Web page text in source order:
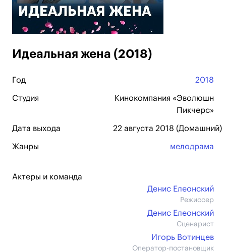
Идеальная жена (2018)
Год 2018
Студия
Кинокомпания «Эволюшн
Пикчерс»
Дата выхода 22 августа 2018 (Домашний)
Жанры мелодрама
Актеры и команда
Денис Елеонский
Режиссер
Денис Елеонский
Сценарист
Игорь Вотинцев
Оператор-постановщик